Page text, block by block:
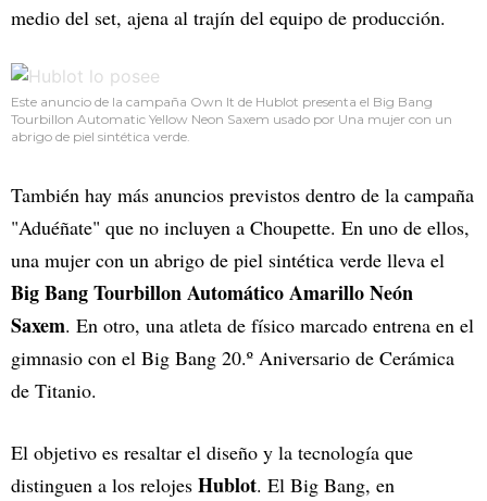
medio del set, ajena al trajín del equipo de producción.
Este anuncio de la campaña Own It de Hublot presenta el Big Bang
Tourbillon Automatic Yellow Neon Saxem usado por Una mujer con un
abrigo de piel sintética verde.
También hay más anuncios previstos dentro de la campaña
"Aduéñate" que no incluyen a Choupette. En uno de ellos,
una mujer con un abrigo de piel sintética verde lleva el
Big Bang Tourbillon Automático Amarillo Neón
Saxem. En otro, una atleta de físico marcado entrena en el
gimnasio con el Big Bang 20.º Aniversario de Cerámica
de Titanio.
El objetivo es resaltar el diseño y la tecnología que
distinguen a los relojes Hublot. El Big Bang, en